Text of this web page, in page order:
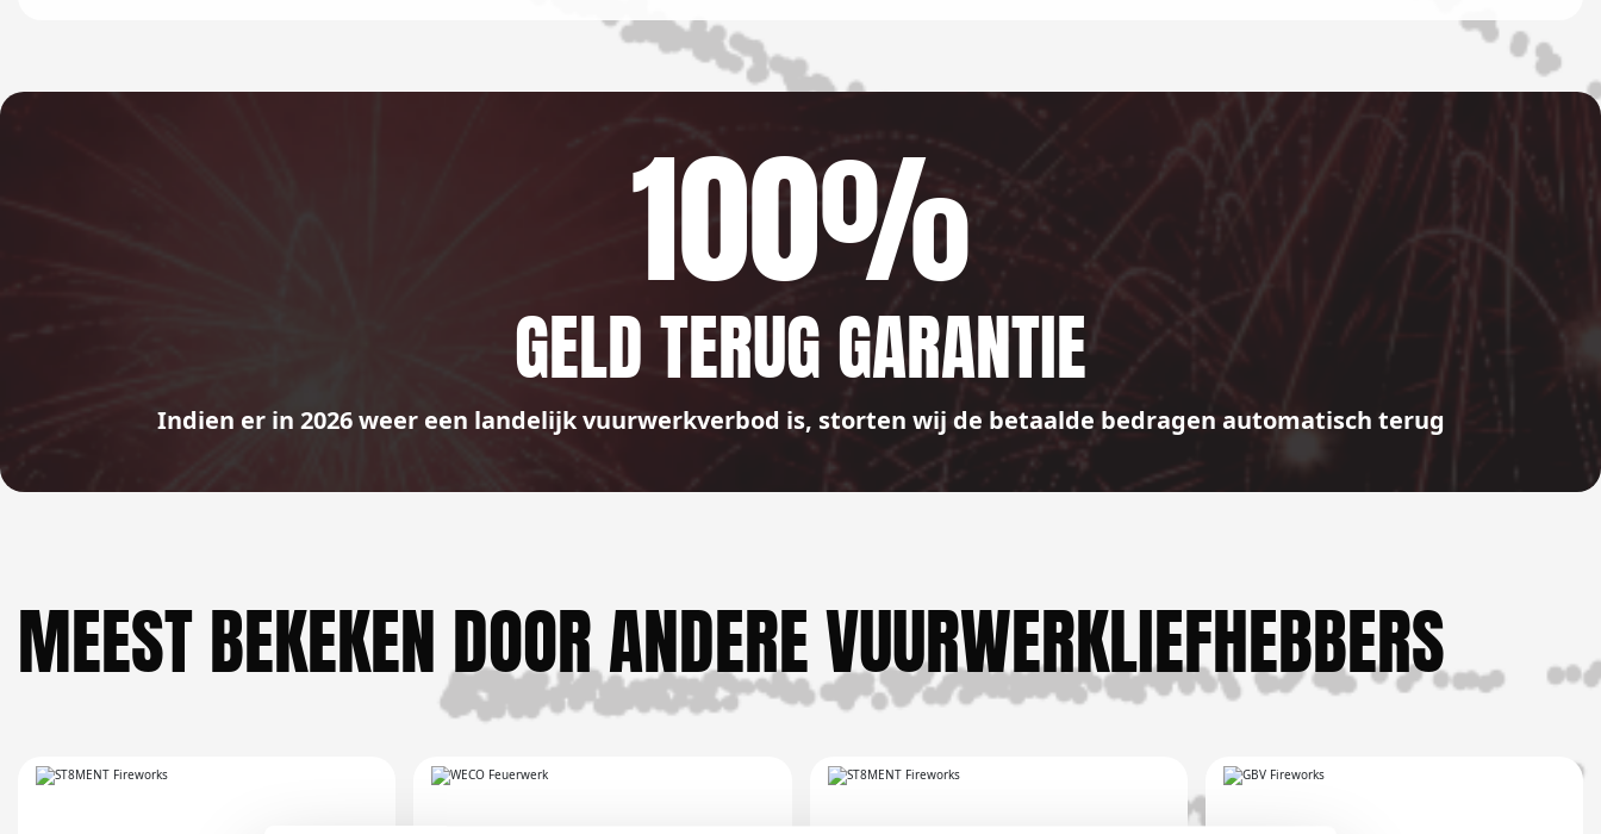
100%
GELD TERUG GARANTIE
Indien er in 2026 weer een landelijk vuurwerkverbod is, storten wij de betaalde bedragen automatisch terug
MEEST BEKEKEN DOOR ANDERE VUURWERKLIEFHEBBERS